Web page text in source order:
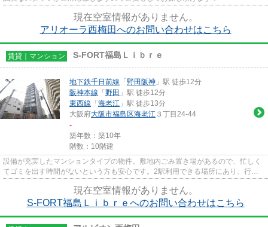
現在空室情報がありません。
アリオーラ西梅田へのお問い合わせはこちら
賃貸｜マンション S-FORT福島Ｌｉｂｒｅ
地下鉄千日前線 「 野田阪神 」駅 徒歩12分
阪神本線 「 野田 」駅 徒歩12分
東西線 「 海老江 」駅 徒歩13分
大阪府大阪市福島区海老江 ３丁目24-44
-
築年数：築10年
階数：10階建
設備が充実したマンションタイプの物件。敷地内ごみ置き場があるので、忙しく
てゴミを出す時間がないという方も安心です。2駅利用できる場所にあり、行き
現在空室情報がありません。
S-FORT福島Ｌｉｂｒｅへのお問い合わせはこちら